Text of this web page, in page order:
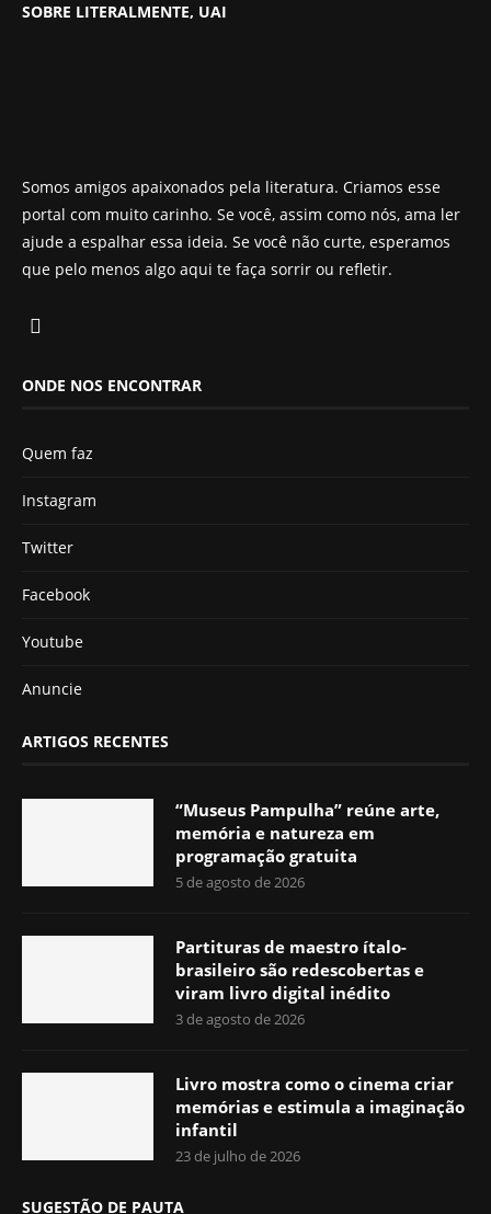
SOBRE LITERALMENTE, UAI
Somos amigos apaixonados pela literatura. Criamos esse
portal com muito carinho. Se você, assim como nós, ama ler
ajude a espalhar essa ideia. Se você não curte, esperamos
que pelo menos algo aqui te faça sorrir ou refletir.
ONDE NOS ENCONTRAR
Quem faz
Instagram
Twitter
Facebook
Youtube
Anuncie
ARTIGOS RECENTES
“Museus Pampulha” reúne arte,
memória e natureza em
programação gratuita
5 de agosto de 2026
Partituras de maestro ítalo-
brasileiro são redescobertas e
viram livro digital inédito
3 de agosto de 2026
Livro mostra como o cinema criar
memórias e estimula a imaginação
infantil
23 de julho de 2026
SUGESTÃO DE PAUTA